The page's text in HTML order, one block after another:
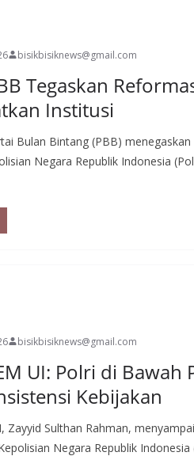
bisikbisiknews@gmail.com
Tegaskan
Institusi
Bulan Bintang (PBB)
Negara Republik Indonesia
bisikbisiknews@gmail.com
UI: Polri di Bawah
Kebijakan
Zayyid Sulthan Rahman,
Negara Republik